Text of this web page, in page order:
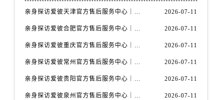
亲身探访爱彼天津官方售后服务中心｜全部地址与售后电话（2026年7月最新） 2026-07-11
亲身探访爱彼合肥官方售后服务中心｜热线电话与网点地址（2026年7月最新） 2026-07-11
亲身探访爱彼重庆官方售后服务中心｜详细地址与售后电话（2026年7月最新） 2026-07-11
亲身探访爱彼常州官方售后服务中心｜热线与地址（2026年7月最新） 2026-07-11
亲身探访爱彼贵阳官方售后服务中心｜网点地址及热线（2026年7月最新） 2026-07-11
亲身探访爱彼泉州官方售后服务中心｜服务热线及具体地址（2026年7月最新） 2026-07-11